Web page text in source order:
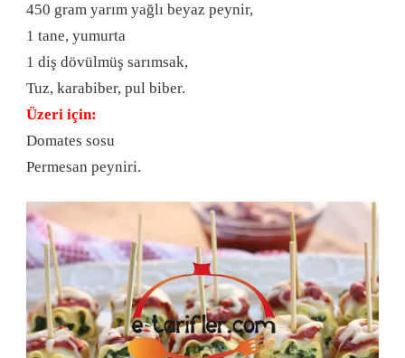
450 gram yarım yağlı beyaz peynir,
1 tane, yumurta
1 diş dövülmüş sarımsak,
Tuz, karabiber, pul biber.
Üzeri için:
Domates sosu
Permesan peyniri.